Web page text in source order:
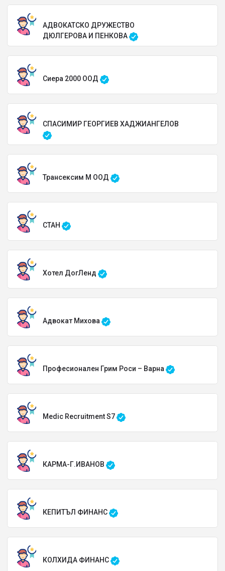
АДВОКАТСКО ДРУЖЕСТВО
ДЮЛГЕРОВА И ПЕНКОВА
Сиера 2000 ООД
СПАСИМИР ГЕОРГИЕВ ХАДЖИАНГЕЛОВ
Трансексим М ООД
СТАН
Хотел ДогЛенд
Адвокат Михова
Професионален Грим Роси – Варна
Medic Recruitment S7
КАРМА-Г.ИВАНОВ
КЕПИТЪЛ ФИНАНС
КОЛХИДА ФИНАНС